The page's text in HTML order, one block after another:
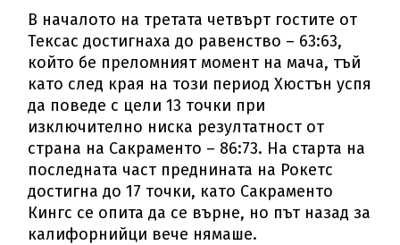
В началото на третата четвърт гостите от
Тексас достигнаха до равенство – 63:63,
който бе преломният момент на мача, тъй
като след края на този период Хюстън успя
да поведе с цели 13 точки при
изключително ниска резултатност от
страна на Сакраменто – 86:73. На старта на
последната част преднината на Рокетс
достигна до 17 точки, като Сакраменто
Кингс се опита да се върне, но път назад за
калифорнийци вече нямаше.